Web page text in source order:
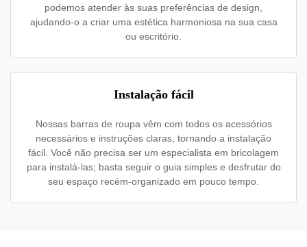
podemos atender às suas preferências de design,
ajudando-o a criar uma estética harmoniosa na sua casa
ou escritório.
Instalação fácil
Nossas barras de roupa vêm com todos os acessórios
necessários e instruções claras, tornando a instalação
fácil. Você não precisa ser um especialista em bricolagem
para instalá-las; basta seguir o guia simples e desfrutar do
seu espaço recém-organizado em pouco tempo.